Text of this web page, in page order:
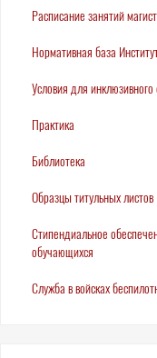
Расписание занятий
Нормативная база
Условия для инклюзивного
Практика
Библиотека
Образцы титульных листов
Стипендиальное
обучающихся
Служба в войсках